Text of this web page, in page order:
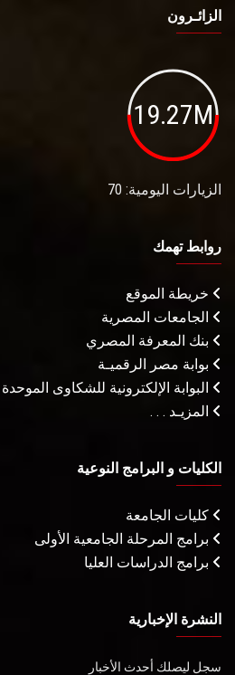
الزائـرون
19.27M
الزيارات اليومية: 70
روابط تهمك
خريطة الموقع
الجامعات المصرية
بنك المعرفة المصري
بوابة مصر الرقميـة
البوابة الإلكترونية للشكاوى الموحدة
المزيـد . . .
الكليات و البرامج النوعية
كليات الجامعة
برامج المرحلة الجامعية الأولى
برامج الدراسات العليا
النشرة الإخبارية
سجل ليصلك أحدث الأخبار